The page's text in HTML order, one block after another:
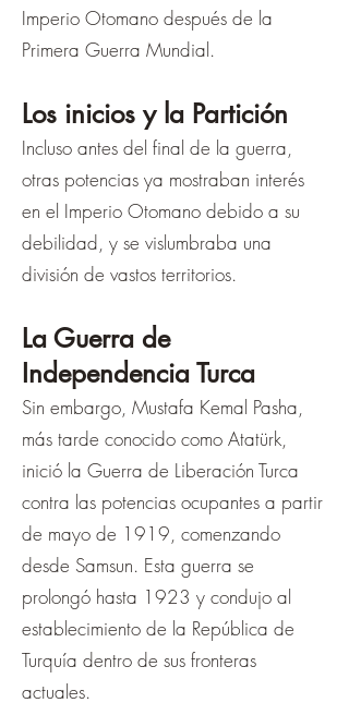
Imperio Otomano después de la
Primera Guerra Mundial.
Los inicios y la Partición
Incluso antes del final de la guerra,
otras potencias ya mostraban interés
en el Imperio Otomano debido a su
debilidad, y se vislumbraba una
división de vastos territorios.
La Guerra de
Independencia Turca
Sin embargo, Mustafa Kemal Pasha,
más tarde conocido como Atatürk,
inició la Guerra de Liberación Turca
contra las potencias ocupantes a partir
de mayo de 1919, comenzando
desde Samsun. Esta guerra se
prolongó hasta 1923 y condujo al
establecimiento de la República de
Turquía dentro de sus fronteras
actuales.